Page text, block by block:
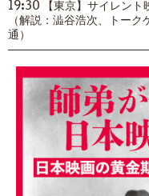
19:30 【東京】サイレント
（解説：澁谷浩次、トー
通）